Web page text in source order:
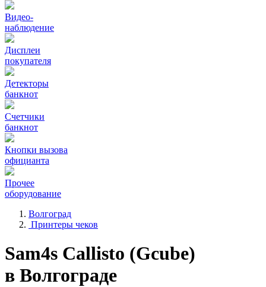
Видео‑
наблюдение
Дисплеи
покупателя
Детекторы
банкнот
Счетчики
банкнот
Кнопки вызова
официанта
Прочее
оборудование
Волгоград
Принтеры чеков
Sam4s Callisto (Gcube)
в Волгограде